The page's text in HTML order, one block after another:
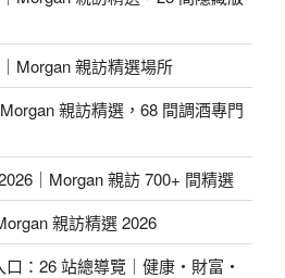
Morgan 親訪精選場所
親訪精選，68 間調酒專門
｜Morgan 親訪 700+ 間精選
親訪精選 2026
：26 站總導覽｜健康・財富・